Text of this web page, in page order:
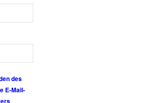
des
E-Mail-